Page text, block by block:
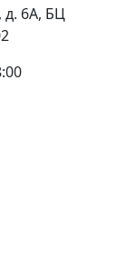
д. 6А, БЦ